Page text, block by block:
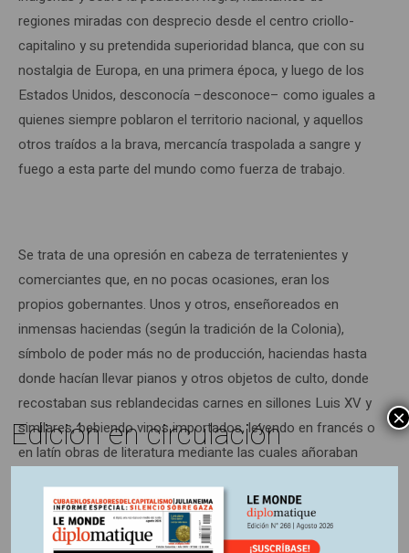
regiones miradas con desprecio desde el centro criollo-
capitalino y su pretendida superioridad blanca, que con su
nostalgia de Europa, en una primera época, y luego de los
Estados Unidos, desconocía –desconoce– como iguales a
quienes siempre poblaron el territorio nacional, y aquellos
otros traídos a la brava, mercancía traspolada a sangre y
fuego a esta parte del mundo como fuerza de trabajo.
Se trata de una opresión en cabeza de terratenientes y
comerciantes que, en no pocas ocasiones, eran los
propios gobernantes. Unos y otros, enseñoreados en
inmensas haciendas (según la tradición de la Colonia),
símbolo de poder más no de producción, haciendas hasta
donde hacían llevar pianos y otros objetos de culto, donde
recostaban sus reblandecidas carnes en sillones Luis XV y
similares, bebiendo vinos importados, leyendo en francés o
en latín obras de literatura mediante las cuales añoraban
‘incultos’ grupos poblacionales que les prestaban todo tipo
de servicios.
Edición en circulación ×